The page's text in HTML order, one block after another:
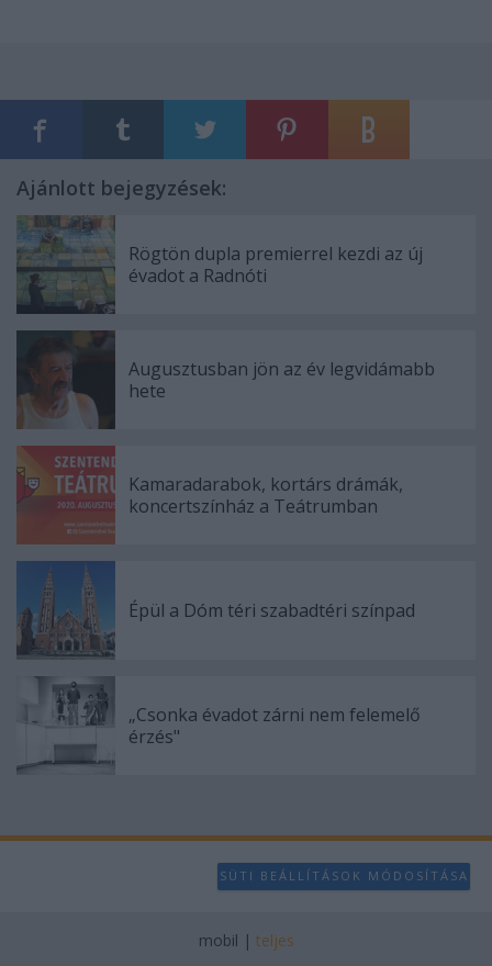
Ajánlott bejegyzések:
Rögtön dupla premierrel kezdi az új
évadot a Radnóti
Augusztusban jön az év legvidámabb
hete
Kamaradarabok, kortárs drámák,
koncertszínház a Teátrumban
Épül a Dóm téri szabadtéri színpad
„Csonka évadot zárni nem felemelő
érzés"
SÜTI BEÁLLÍTÁSOK MÓDOSÍTÁSA
mobil | teljes